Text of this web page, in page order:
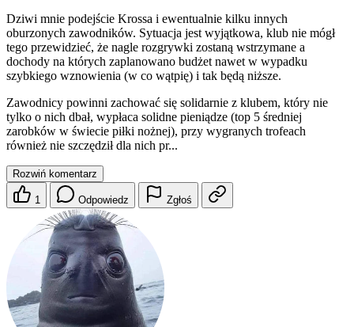
Dziwi mnie podejście Krossa i ewentualnie kilku innych
oburzonych zawodników. Sytuacja jest wyjątkowa, klub nie mógł
tego przewidzieć, że nagle rozgrywki zostaną wstrzymane a
dochody na których zaplanowano budżet nawet w wypadku
szybkiego wznowienia (w co wątpię) i tak będą niższe.
Zawodnicy powinni zachować się solidarnie z klubem, który nie
tylko o nich dbał, wypłaca solidne pieniądze (top 5 średniej
zarobków w świecie piłki nożnej), przy wygranych trofeach
również nie szczędził dla nich pr...
Rozwiń komentarz
1 Odpowiedz Zgłoś